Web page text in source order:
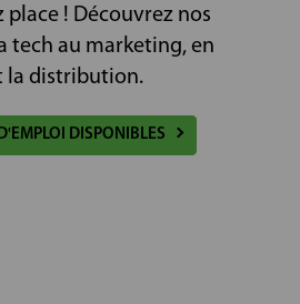
nos Voir toutes nos
! Découvrez nos
tech au marketing, en
la distribution.
DISPONIBLES